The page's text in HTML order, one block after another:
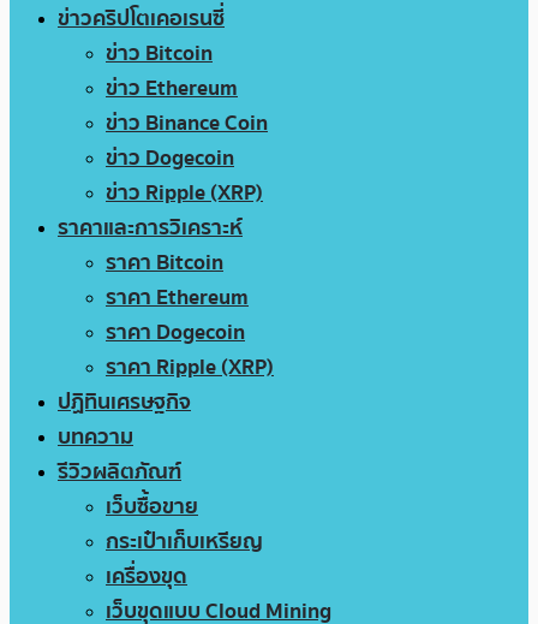
ข่าวคริปโตเคอเรนซี่
ข่าว Bitcoin
ข่าว Ethereum
ข่าว Binance Coin
ข่าว Dogecoin
ข่าว Ripple (XRP)
ราคาและการวิเคราะห์
ราคา Bitcoin
ราคา Ethereum
ราคา Dogecoin
ราคา Ripple (XRP)
ปฏิทินเศรษฐกิจ
บทความ
รีวิวผลิตภัณฑ์
เว็บซื้อขาย
กระเป๋าเก็บเหรียญ
เครื่องขุด
เว็บขุดแบบ Cloud Mining